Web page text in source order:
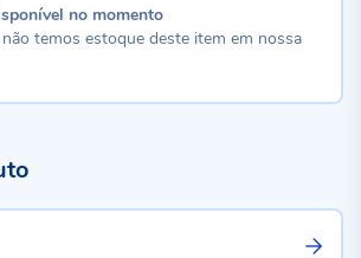
no momento
temos estoque deste item em nossa